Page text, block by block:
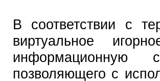
В соответствии с
виртуальное
информационную
позволяющего с